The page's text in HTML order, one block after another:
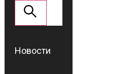
Новости